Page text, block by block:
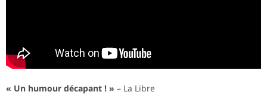
« Un humour décapant ! » – La Libre